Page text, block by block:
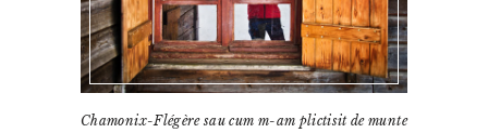
Chamonix-Flégère sau cum m-am plictisit de munte